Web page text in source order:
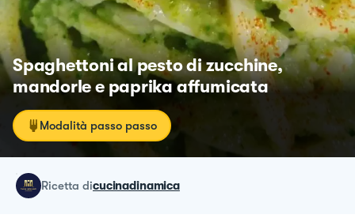
Spaghettoni al pesto di zucchine,
mandorle e paprika affumicata
Modalità passo passo
ricetta dicucinadinamica